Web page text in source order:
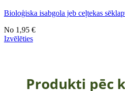
Bioloģiska isabgola jeb ceļtekas
No 1,95 €
Izvēlēties
Produkti pēc